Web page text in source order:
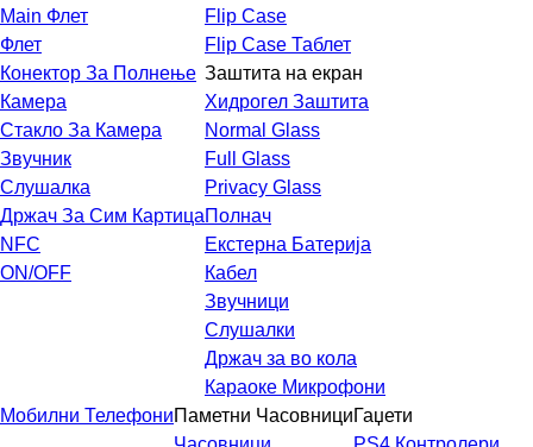
Main Флет
Флет
Конектор За Полнење
Камера
Стакло За Камера
Звучник
Слушалка
Држач За Сим Картица
NFC
ON/OFF
Flip Case
Flip Case Таблет
Заштита на екран
Хидрогел Заштита
Normal Glass
Full Glass
Privacy Glass
Полнач
Екстерна Батерија
Кабел
Звучници
Слушалки
Држач за во кола
Караоке Микрофони
Мобилни ТелефониПаметни ЧасовнициГаџети